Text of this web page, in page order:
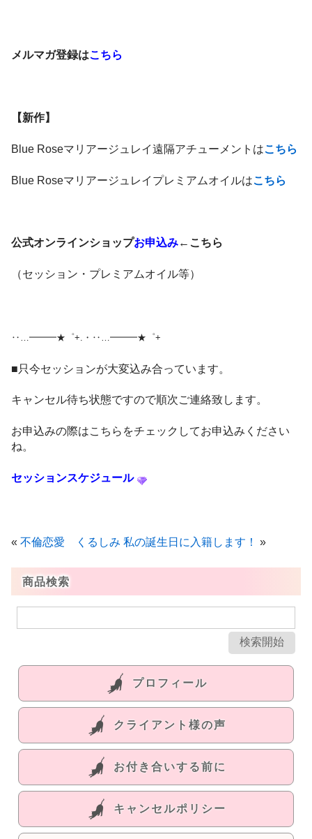
メルマガ登録はこちら
【新作】
Blue Roseマリアージュレイ遠隔アチューメントはこちら
Blue Roseマリアージュレイプレミアムオイルはこちら
公式オンラインショップお申込み←こちら
（セッション・プレミアムオイル等）
‥…━━━★゜+.・‥…━━━★゜+
■只今セッションが大変込み合っています。
キャンセル待ち状態ですので順次ご連絡致します。
お申込みの際はこちらをチェックしてお申込みください
ね。
セッションスケジュール
« 不倫恋愛 くるしみ 私の誕生日に入籍します！ »
商品検索
プロフィール
クライアント様の声
お付き合いする前に
キャンセルポリシー